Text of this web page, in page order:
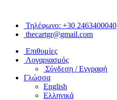
Τηλέφωνο: +30 2463400040
thecartgr@gmail.com
Επιθυμίες
Λογαριασμός
Σύνδεση / Εγγραφή
Γλώσσα
English
Ελληνικά